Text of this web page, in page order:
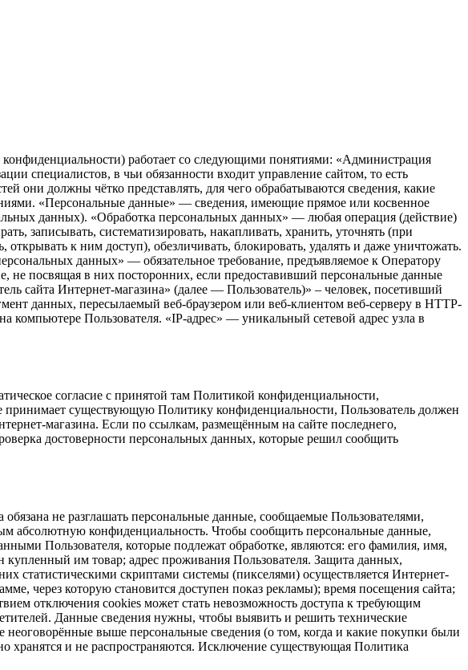
работает со следующими понятиями: «Администрация
специалистов, в чьи обязанности входит управление сайтом, то есть
они должны чётко представлять, для чего обрабатываются сведения, какие
«Персональные данные» — сведения, имеющие прямое или косвенное
данных). «Обработка персональных данных» — любая операция (действие)
записывать, систематизировать, накапливать, хранить, уточнять (при
открывать к ним доступ), обезличивать, блокировать, удалять и даже уничтожать.
данных» — обязательное требование, предъявляемое к Оператору
посвящая в них посторонних, если предоставивший персональные данные
сайта Интернет-магазина» (далее — Пользователь)» – человек, посетивший
данных, пересылаемый веб-браузером или веб-клиентом веб-серверу в HTTP-
компьютере Пользователя. «IP-адрес» — уникальный сетевой адрес узла в
согласие с принятой там Политикой конфиденциальности,
принимает существующую Политику конфиденциальности, Пользователь должен
магазина. Если по ссылкам, размещённым на сайте последнего,
достоверности персональных данных, которые решил сообщить
не разглашать персональные данные, сообщаемые Пользователями,
абсолютную конфиденциальность. Чтобы сообщить персональные данные,
Пользователя, которые подлежат обработке, являются: его фамилия, имя,
купленный им товар; адрес проживания Пользователя. Защита данных,
статистическими скриптами системы (пикселями) осуществляется Интернет-
через которую становится доступен показ рекламы); время посещения сайта;
отключения cookies может стать невозможность доступа к требующим
Данные сведения нужны, чтобы выявить и решить технические
выше персональные сведения (о том, когда и какие покупки были
хранятся и не распространяются. Исключение существующая Политика